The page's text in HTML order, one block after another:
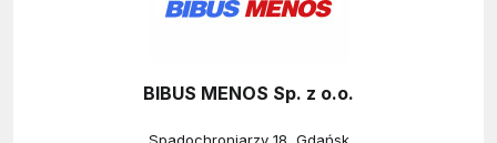
BIBUS MENOS Sp. z o.o.
Spadochroniarzy 18, Gdańsk